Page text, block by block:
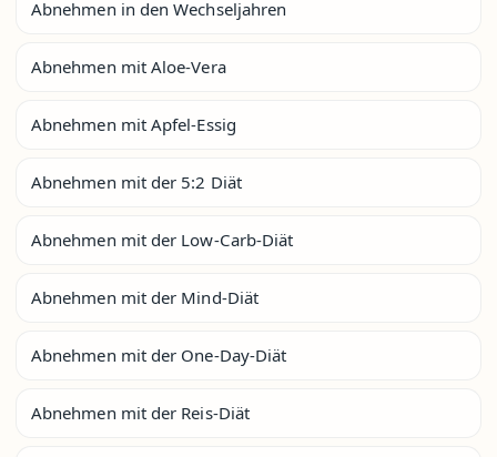
Abnehmen in den Wechseljahren
Abnehmen mit Aloe-Vera
Abnehmen mit Apfel-Essig
Abnehmen mit der 5:2 Diät
Abnehmen mit der Low-Carb-Diät
Abnehmen mit der Mind-Diät
Abnehmen mit der One-Day-Diät
Abnehmen mit der Reis-Diät